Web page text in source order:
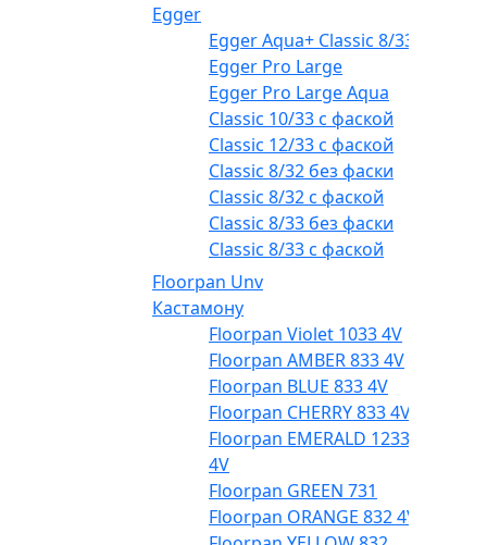
Egger
Egger Aqua+ Classic 8/33
Egger Pro Large
Egger Pro Large Aqua
Classic 10/33 с фаской
Classic 12/33 с фаской
Classic 8/32 без фаски
Classic 8/32 с фаской
Classic 8/33 без фаски
Classic 8/33 с фаской
Floorpan Unv
Кастамону
Floorpan Violet 1033 4V
Floorpan AMBER 833 4V
Floorpan BLUE 833 4V
Floorpan CHERRY 833 4V
Floorpan EMERALD 1233
4V
Floorpan GREEN 731
Floorpan ORANGE 832 4V